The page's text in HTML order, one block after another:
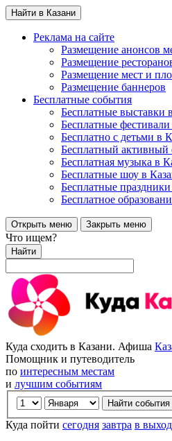
Найти в Казани
Реклама на сайте
Размещение анонсов
Размещение
Размещение мест и
Размещение баннеров
Бесплатные события
Бесплатные выставки
Бесплатные
Бесплатно с детьми в
Бесплатный активный
Бесплатная музыка в
Бесплатные шоу в
Бесплатные
Бесплатное
Открыть меню Закрыть меню
Что ищем?
Найти
Куда сходить в Казани. Афиша
Помощник и путеводитель
по интересным местам
и лучшим событиям
Куда пойти сегодня завтра в